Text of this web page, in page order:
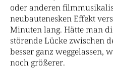
oder anderen
neubautenesken Effekt
Minuten lang. Hätte man
störende Lücke zwischen
besser ganz weggelassen,
noch größerer.